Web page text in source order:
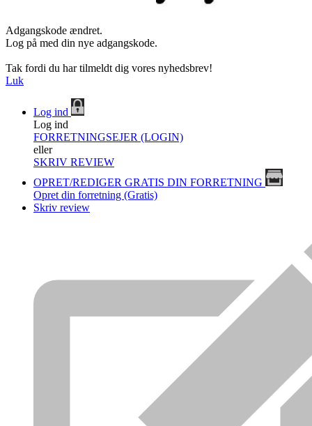
Adgangskode ændret.
Log på med din nye adgangskode.
Tak fordi du har tilmeldt dig vores nyhedsbrev!
Luk
Log ind
Log ind
FORRETNINGSEJER (LOGIN)
eller
SKRIV REVIEW
OPRET/REDIGER GRATIS DIN FORRETNING
Opret din forretning (Gratis)
Skriv review